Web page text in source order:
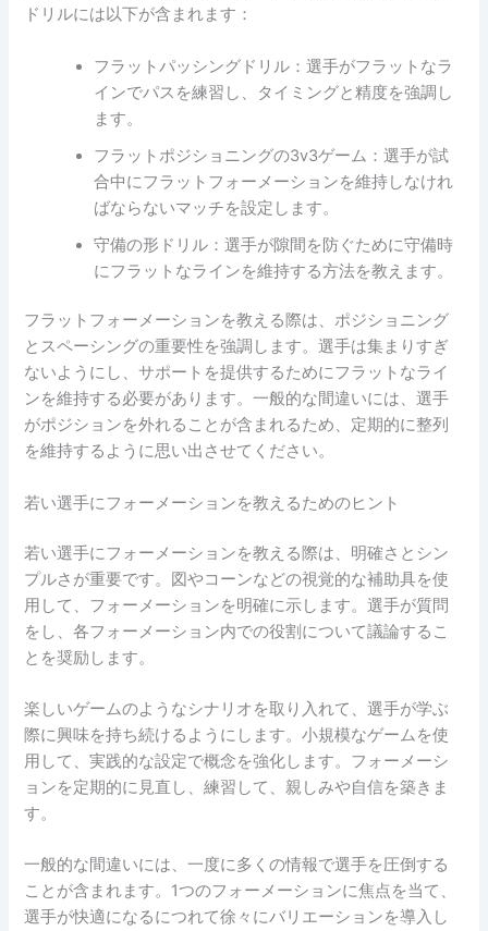
ドリルには以下が含まれます：
フラットパッシングドリル：選手がフラットなラ
インでパスを練習し、タイミングと精度を強調し
ます。
フラットポジショニングの3v3ゲーム：選手が試
合中にフラットフォーメーションを維持しなけれ
ばならないマッチを設定します。
守備の形ドリル：選手が隙間を防ぐために守備時
にフラットなラインを維持する方法を教えます。
フラットフォーメーションを教える際は、ポジショニング
とスペーシングの重要性を強調します。選手は集まりすぎ
ないようにし、サポートを提供するためにフラットなライ
ンを維持する必要があります。一般的な間違いには、選手
がポジションを外れることが含まれるため、定期的に整列
を維持するように思い出させてください。
若い選手にフォーメーションを教えるためのヒント
若い選手にフォーメーションを教える際は、明確さとシン
プルさが重要です。図やコーンなどの視覚的な補助具を使
用して、フォーメーションを明確に示します。選手が質問
をし、各フォーメーション内での役割について議論するこ
とを奨励します。
楽しいゲームのようなシナリオを取り入れて、選手が学ぶ
際に興味を持ち続けるようにします。小規模なゲームを使
用して、実践的な設定で概念を強化します。フォーメーシ
ョンを定期的に見直し、練習して、親しみや自信を築きま
す。
一般的な間違いには、一度に多くの情報で選手を圧倒する
ことが含まれます。1つのフォーメーションに焦点を当て、
選手が快適になるにつれて徐々にバリエーションを導入し